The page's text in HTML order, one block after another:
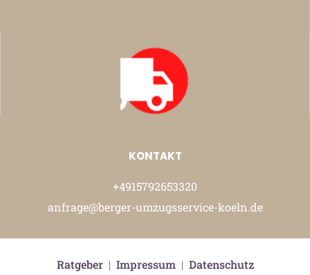
KONTAKT
+4915792653320
anfrage@berger-umzugsservice-koeln.de
Ratgeber| Impressum| Datenschutz